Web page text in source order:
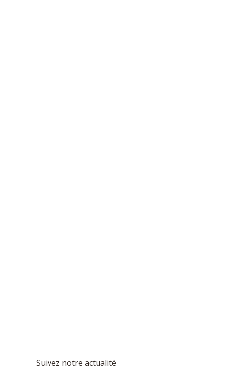
Suivez notre actualité